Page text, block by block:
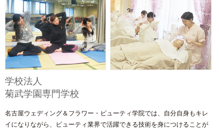
学校法人
菊武学園専門学校
名古屋ウェディング＆フラワー・ビューティ学院では、自分自身もキレ
イになりながら、ビューティ業界で活躍できる技術を身につけることが